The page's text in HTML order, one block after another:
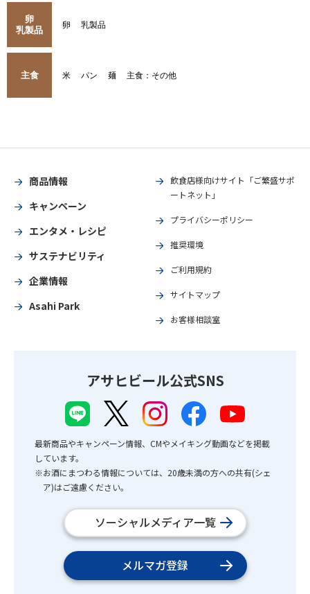
卵
乳製品
卵 乳製品
主食 米 パン 麺 主食：その他
商品情報
キャンペーン
エンタメ・レシピ
サステナビリティ
企業情報
Asahi Park
飲食店様向けサイト「ご繁盛サポ
ートネット」
プライバシーポリシー
推奨環境
ご利用規約
サイトマップ
お客様相談室
アサヒビール公式SNS
最新商品やキャンペーン情報、CMやメイキング動画などを掲載
しています。
※お酒にまつわる情報については、20歳未満の方への共有(シェ
ア)はご遠慮ください。
ソーシャルメディア一覧
メルマガ登録